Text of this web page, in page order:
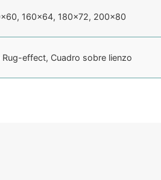
160×64, 180×72, 200×80
effect, Cuadro sobre lienzo